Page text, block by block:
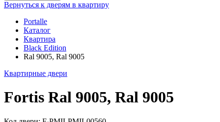
Вернуться к дверям в квартиру
Portalle
Каталог
Квартира
Black Edition
Ral 9005, Ral 9005
Квартирные двери
Fortis Ral 9005, Ral 9005